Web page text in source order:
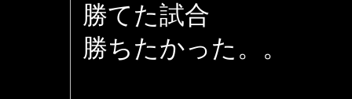
勝てた試合
勝ちたかった。。